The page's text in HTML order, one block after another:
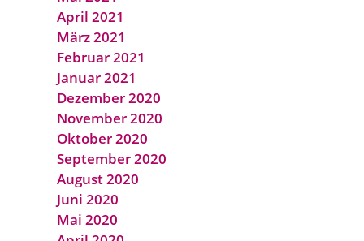
April 2021
März 2021
Februar 2021
Januar 2021
Dezember 2020
November 2020
Oktober 2020
September 2020
August 2020
Juni 2020
Mai 2020